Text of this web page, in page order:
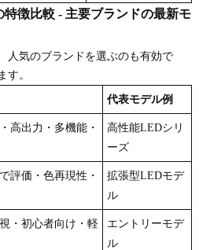
徴比較 - 主要ブランドの最新モ
人気のブランドを選ぶのも有効で
す。
代表モデル例
高出力・多機能・
高性能LEDシリ
ーズ
評価・色再現性・
拡張型LEDモデ
ル
・初心者向け・軽
エントリーモデ
ル